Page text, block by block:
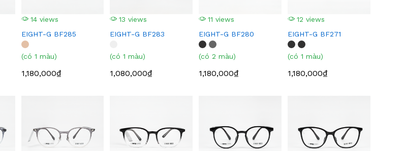
14 views
EIGHT-G BF285
(có 1 màu)
1,180,000₫
13 views
EIGHT-G BF283
(có 1 màu)
1,080,000₫
11 views
EIGHT-G BF280
(có 2 màu)
1,180,000₫
12 views
EIGHT-G BF271
(có 1 màu)
1,180,000₫